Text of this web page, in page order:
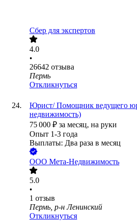
Сбер для экспертов
4.0
•
26642 отзыва
Пермь
Откликнуться
Юрист/ Помощник ведущего
недвижимость)
75 000 ₽ за месяц, на руки
Опыт 1-3 года
Выплаты: Два раза в месяц
ООО Мета-Недвижимость
5.0
•
1 отзыв
Пермь, р-н Ленинский
Откликнуться